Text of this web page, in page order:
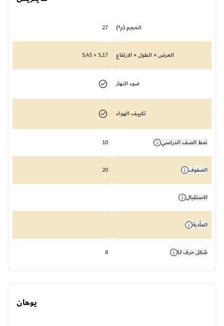
الحجم (م²) 27
العرض × الطول × الارتفاع 5,17 × 5,45
ضوء النهار
تكييف الهواء
نمط الصف الدراسي 10
الصفوف 20
الاستقبال
المأدبة
شكل حرف U 8
يوهان